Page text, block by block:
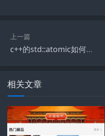
上一篇
c++的std::atomic如何实现原子操作 线程安全计数器示例【无锁编程】
相关文章